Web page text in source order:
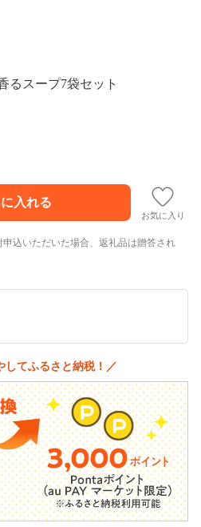
るスープ7袋セット
お気に入り
込いただいた場合、返礼品は贈答され
してふるさと納税！／